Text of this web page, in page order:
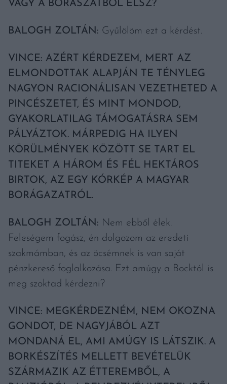
VAGY A BORÁSZATBÓL ÉLSZ?
BALOGH ZOLTÁN: Gyűlölöm ezt a kérdést.
VINCE: AZÉRT KÉRDEZEM, MERT AZ
ELMONDOTTAK ALAPJÁN TE TÉNYLEG
NAGYON RACIONÁLISAN VEZETHETED A
PINCÉSZETET, ÉS MINT MONDOD,
GYAKORLATILAG TÁMOGATÁSRA SEM
PÁLYÁZTOK. MÁRPEDIG HA ILYEN
KÖRÜLMÉNYEK KÖZÖTT SE TART EL
TITEKET A HÁROM ÉS FÉL HEKTÁROS
BIRTOK, AZ EGY KÓRKÉP A MAGYAR
BORÁGAZATRÓL.
BALOGH ZOLTÁN: Nem ebből élek.
Feleségem fogász, én dolgozom az eredeti
szakmámban, és az öcsémnek is van saját
pénzkereső foglalkozása. Ezt amúgy a Bocktól is
meg szoktad kérdezni?
VINCE: MEGKÉRDEZNÉM, NEM OKOZNA
GONDOT, DE NAGYJÁBÓL AZT
MONDANÁ EL, AMI AMÚGY IS LÁTSZIK. A
BORKÉSZÍTÉS MELLETT BEVÉTELÜK
SZÁRMAZIK AZ ÉTTEREMBŐL, A